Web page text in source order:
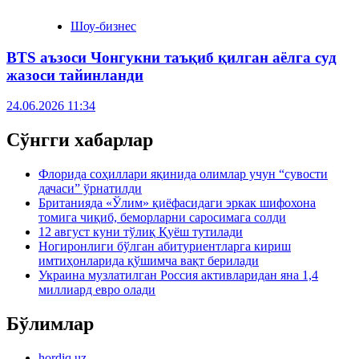
Шоу-бизнес
BTS аъзоси Чонгукни таъқиб қилган аёлга суд
жазоси тайинланди
24.06.2026 11:34
Сўнгги хабарлар
Флорида соҳиллари яқинида олимлар учун “сувости
дачаси” ўрнатилди
Британияда «Ўлим» қиёфасидаги эркак шифохона
томига чиқиб, беморларни саросимага солди
12 август куни тўлиқ Қуёш тутилади
Ногиронлиги бўлган абитуриентларга кириш
имтиҳонларида қўшимча вақт берилади
Украина музлатилган Россия активларидан яна 1,4
миллиард евро олади
Бўлимлар